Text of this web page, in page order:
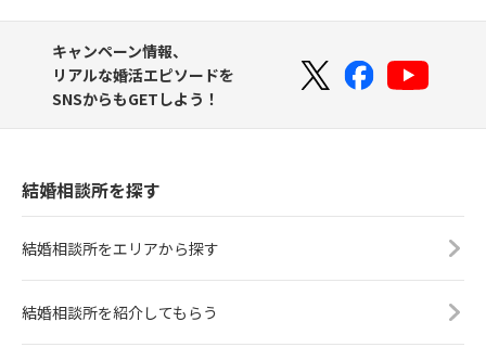
キャンペーン情報、
リアルな婚活エピソードを
SNSからもGETしよう！
結婚相談所を探す
結婚相談所をエリアから探す
結婚相談所を紹介してもらう